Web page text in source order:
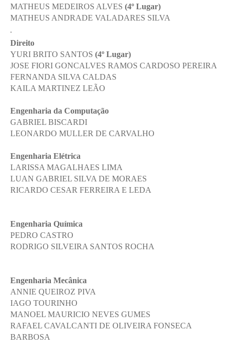
MATHEUS MEDEIROS ALVES (4º Lugar)
MATHEUS ANDRADE VALADARES SILVA
Direito
YURI BRITO SANTOS (4º Lugar)
JOSE FIORI GONCALVES RAMOS CARDOSO PEREIRA
FERNANDA SILVA CALDAS
KAILA MARTINEZ LEÃO
Engenharia da Computação
GABRIEL BISCARDI
LEONARDO MULLER DE CARVALHO
Engenharia Elétrica
LARISSA MAGALHAES LIMA
LUAN GABRIEL SILVA DE MORAES
RICARDO CESAR FERREIRA E LEDA
Engenharia Química
PEDRO CASTRO
RODRIGO SILVEIRA SANTOS ROCHA
Engenharia Mecânica
ANNIE QUEIROZ PIVA
IAGO TOURINHO
MANOEL MAURICIO NEVES GUMES
RAFAEL CAVALCANTI DE OLIVEIRA FONSECA
BARBOSA